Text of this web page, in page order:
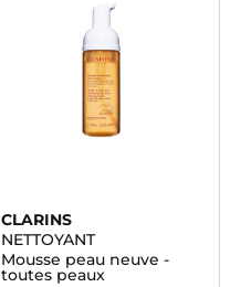
CLARINS
NETTOYANT
Mousse peau neuve -
toutes peaux